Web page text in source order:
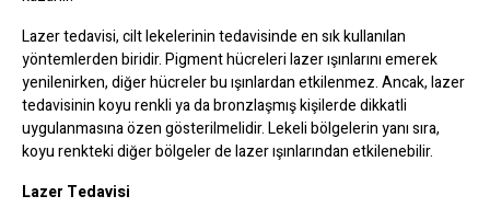
Lazer tedavisi, cilt lekelerinin tedavisinde en sık kullanılan
yöntemlerden biridir. Pigment hücreleri lazer ışınlarını emerek
yenilenirken, diğer hücreler bu ışınlardan etkilenmez. Ancak, lazer
tedavisinin koyu renkli ya da bronzlaşmış kişilerde dikkatli
uygulanmasına özen gösterilmelidir. Lekeli bölgelerin yanı sıra,
koyu renkteki diğer bölgeler de lazer ışınlarından etkilenebilir.
Lazer Tedavisi